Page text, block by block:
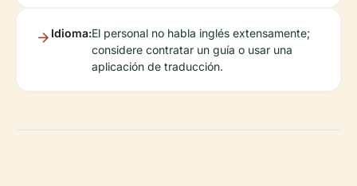
Idioma:El personal no habla inglés extensamente;
considere contratar un guía o usar una
aplicación de traducción.